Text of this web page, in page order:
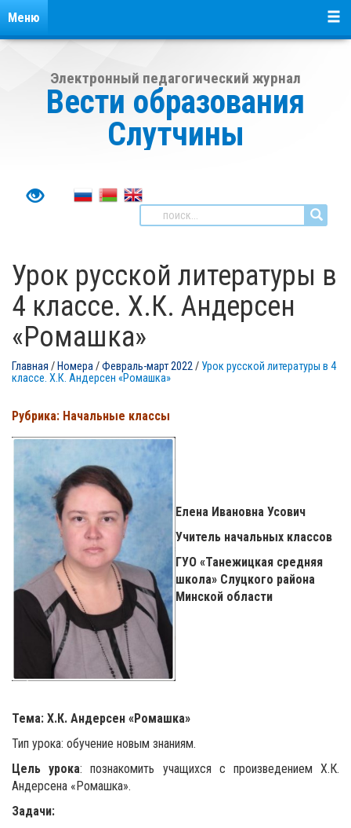
Электронный педагогический журнал
Вести образования
Слутчины
Меню
Урок русской литературы в
4 классе. Х.К. Андерсен
«Ромашка»
Главная / Номера/Февраль-март 2022/ Урок русской литературы в 4
классе. Х.К. Андерсен «Ромашка»
Рубрика: Начальные классы
Елена Ивановна Усович
Учитель начальных классов
ГУО «Танежицкая средняя
школа» Слуцкого района
Минской области
Тема: Х.К. Андерсен «Ромашка»
Тип урока: обучение новым знаниям.
Цель урока: познакомить учащихся с произведением Х.К.
Андерсена «Ромашка».
Задачи: